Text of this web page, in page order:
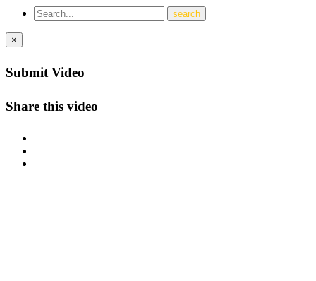
×
Submit Video
Share this video